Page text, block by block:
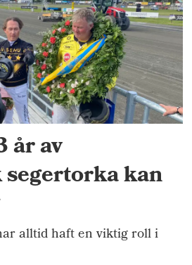
år av
kan
alltid haft en viktig roll i